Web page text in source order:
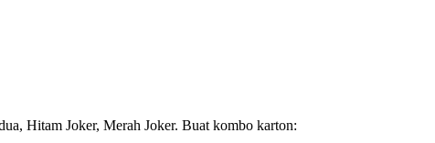
Hitam Joker, Merah Joker. Buat kombo karton: